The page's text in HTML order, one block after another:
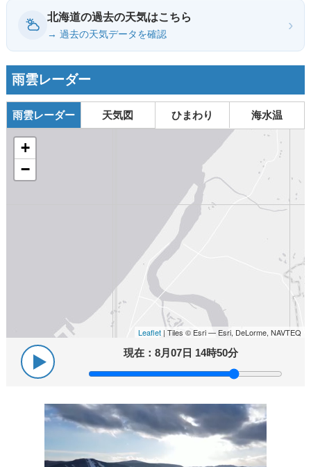
北海道の過去の天気はこちら
→ 過去の天気データを確認
›
雨雲レーダー
雨雲レーダー 天気図 ひまわり 海水温
+
−
Leaflet | Tiles © Esri — Esri, DeLorme, NAVTEQ
現在：8月07日 14時50分